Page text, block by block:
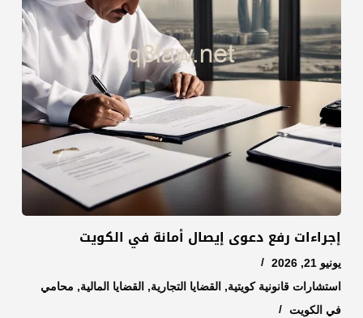
إجراءات رفع دعوى إيصال أمانة في الكويت
يونيو 21, 2026
استشارات قانونية كويتية, القضايا التجارية, القضايا المالية, محامي
في الكويت